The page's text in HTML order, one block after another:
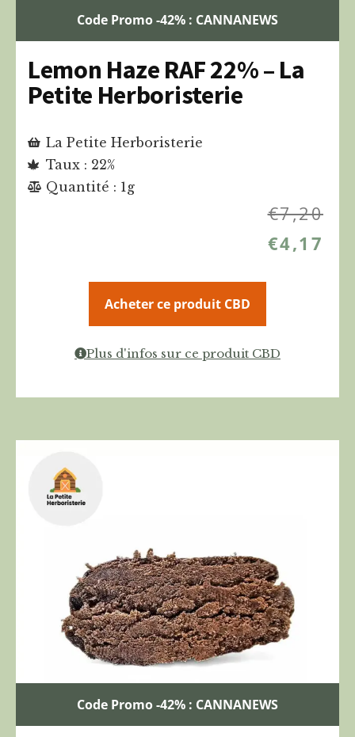
Code Promo -42% : CANNANEWS
Lemon Haze RAF 22% – La
Petite Herboristerie
La Petite Herboristerie
Taux : 22%
Quantité : 1g
€7,20
€4,17
Acheter ce produit CBD
Plus d'infos sur ce produit CBD
Code Promo -42% : CANNANEWS